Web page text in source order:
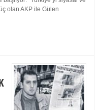
olan AKP ile Gülen